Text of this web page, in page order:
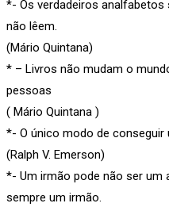
*- Os verdadeiros analfabetos
não lêem.
(Mário Quintana)
* – Livros não mudam o
pessoas
( Mário Quintana )
*- O único modo de conseguir
(Ralph V. Emerson)
*- Um irmão pode não ser um
sempre um irmão.